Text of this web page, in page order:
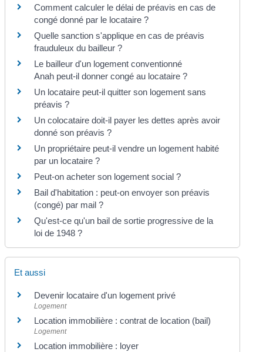
Comment calculer le délai de préavis en cas de
congé donné par le locataire ?
Quelle sanction s'applique en cas de préavis
frauduleux du bailleur ?
Le bailleur d'un logement conventionné
Anah peut-il donner congé au locataire ?
Un locataire peut-il quitter son logement sans
préavis ?
Un colocataire doit-il payer les dettes après avoir
donné son préavis ?
Un propriétaire peut-il vendre un logement habité
par un locataire ?
Peut-on acheter son logement social ?
Bail d'habitation : peut-on envoyer son préavis
(congé) par mail ?
Qu'est-ce qu'un bail de sortie progressive de la
loi de 1948 ?
Et aussi
Devenir locataire d'un logement privé
Logement
Location immobilière : contrat de location (bail)
Logement
Location immobilière : loyer